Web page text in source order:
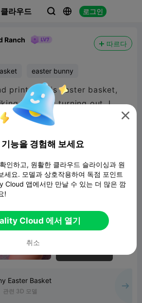
라우드   로그인
Ranch 따르다
easter bunny
print of this easter basket,
how it is turning out. I
I will try and emboss one of
Easter Basket
관련 3D 모델

능을 경험해 보세요
인하고, 원활한 클라우드 슬라이싱과 원
세요. 모델과 상호작용하여 독점 포인트
Cloud 앱에서만 만날 수 있는 더 많은 깜
!
Cloud 에서 열기
취소